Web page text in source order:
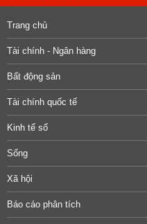
Trang chủ
Tài chính - Ngân hàng
Bất động sản
Tài chính quốc tế
Kinh tế số
Sống
Xã hội
Báo cáo phân tích